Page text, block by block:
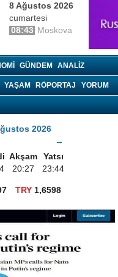
8 Ağustos 2026
cumartesi
08:43 Moskova
GÜNDEM ANALIZ
YAŞAM RÖPORTAJ YORUM
2026
→
Akşam
Yatsı
20:27 23:44
TRY1,6598